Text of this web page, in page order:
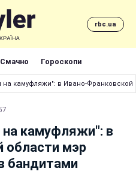
rbc.ua
Смачно Гороскопи
камуфляжи": в Ивано-
камуфляжи": в
области мэр
бандитами